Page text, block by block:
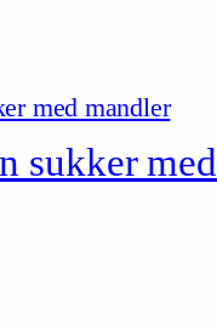
sukker med